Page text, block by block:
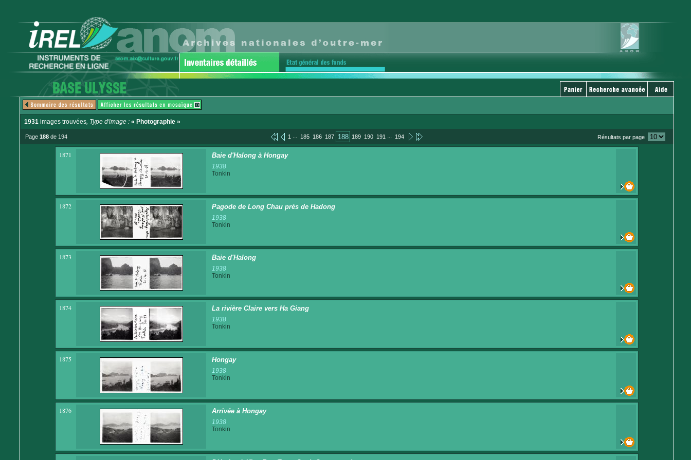
1931 images trouvées, Type d'image : « Photographie »
Page 188 de 194 1 ... 185 186 187 188 189 190 191 ... 194 Résultats par page
1871 Baie d'Halong à Hongay
1938
Tonkin
1872 Pagode de Long Chau près de Hadong
1938
Tonkin
1873 Baie d'Halong
1938
Tonkin
1874 La rivière Claire vers Ha Giang
1938
Tonkin
1875 Hongay
1938
Tonkin
1876 Arrivée à Hongay
1938
Tonkin